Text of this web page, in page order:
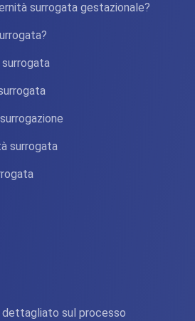
surrogata gestazionale?
surrogata
dettagliato sul processo